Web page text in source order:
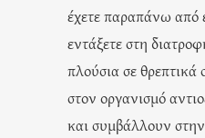
έχετε παραπάνω από
εντάξετε στη
πλούσια σε
στον οργανισμό
και συμβάλλουν